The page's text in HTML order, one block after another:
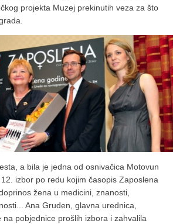
projekta Muzej prekinutih veza za što
a bila je jedna od osnivačica Motovun
izbor po redu kojim časopis Zaposlena
žena u medicini, znanosti,
Ana Gruden, glavna urednica,
na pobjednice prošlih izbora i zahvalila